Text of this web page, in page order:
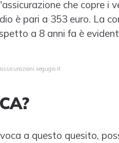
che copre i
è pari a 353 euro. La
a 8 anni fa è
a questo quesito,